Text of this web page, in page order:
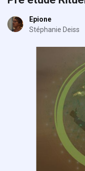
Epione
Stéphanie Deiss